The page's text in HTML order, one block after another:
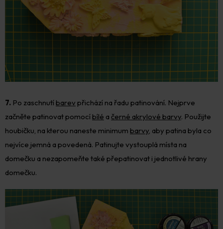
7. Po zaschnutíbarev přichází na řadu patinování. Nejprve
začněte patinovat pomocíbílé a černé akrylové barvy. Použijte
houbičku, na kterou naneste minimum barvy, aby patina byla co
nejvíce jemná a povedená. Patinujte vystouplá místa na
domečku a nezapomeňte také přepatinovat i jednotlivé hrany
domečku.